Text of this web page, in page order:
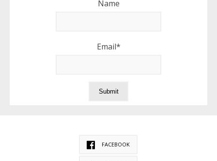
Name
Email*
FACEBOOK